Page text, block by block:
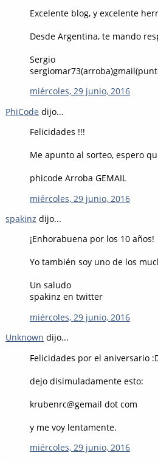
Excelente blog, y excelente
Desde Argentina, te mando
Sergio
miércoles, 29 junio, 2016
PhiCode dijo...
Felicidades !!!
Me apunto al sorteo, espero
phicode Arroba GEMAIL
miércoles, 29 junio, 2016
spakinz dijo...
¡Enhorabuena por los 10 años!
Yo también soy uno de los
Un saludo
spakinz en twitter
miércoles, 29 junio, 2016
Unknown dijo...
Felicidades por el aniversario
dejo disimuladamente esto:
krubenrc@gemail dot com
y me voy lentamente.
miércoles, 29 junio, 2016